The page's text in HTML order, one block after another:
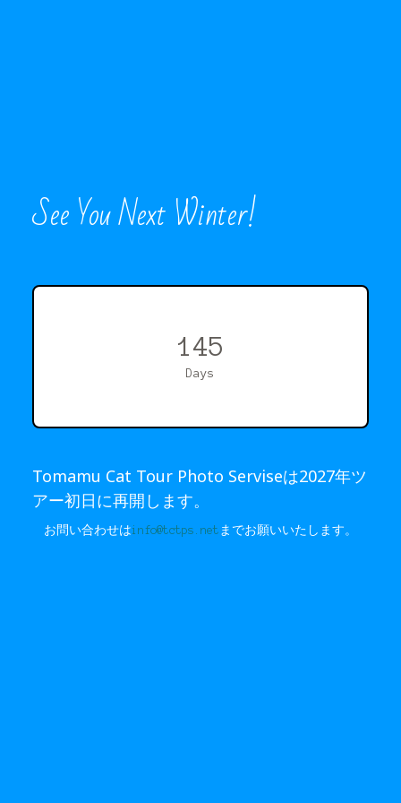
See You Next Winter!
145
Days
Tomamu Cat Tour Photo Serviseは2027年ツ
アー初日に再開します。
お問い合わせはinfo@tctps.net までお願いいたします。